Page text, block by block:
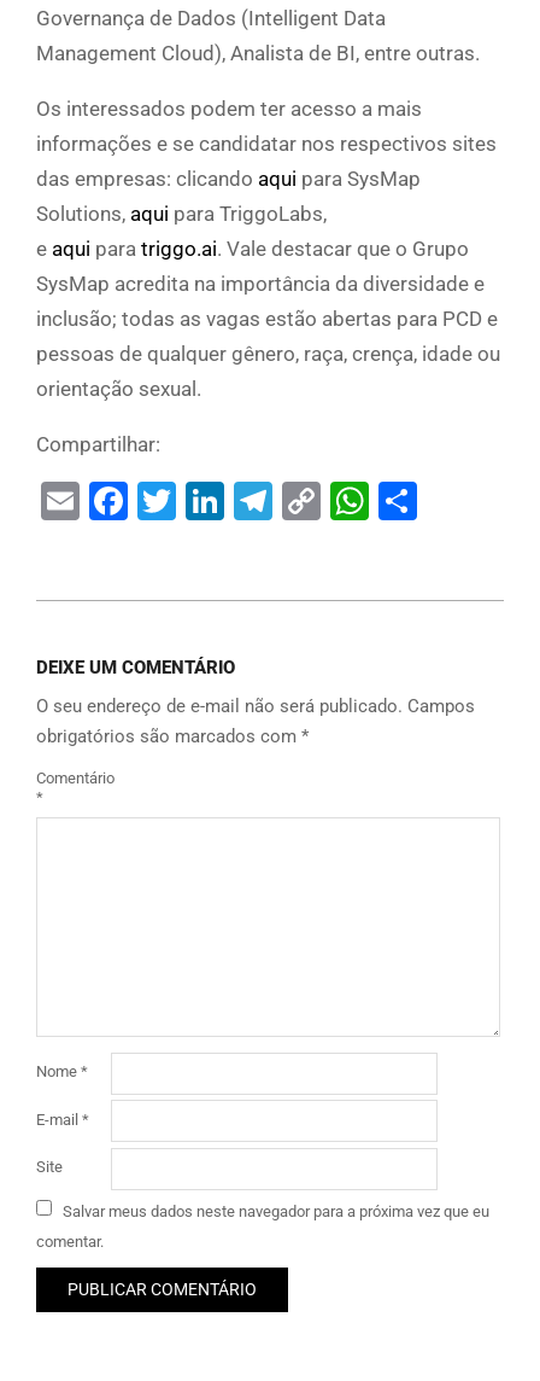
Governança de Dados (Intelligent Data
Management Cloud), Analista de BI, entre outras.
Os interessados podem ter acesso a mais
informações e se candidatar nos respectivos sites
das empresas: clicando aqui para SysMap
Solutions, aqui para TriggoLabs,
e aqui para triggo.ai. Vale destacar que o Grupo
SysMap acredita na importância da diversidade e
inclusão; todas as vagas estão abertas para PCD e
pessoas de qualquer gênero, raça, crença, idade ou
orientação sexual.
Compartilhar:
EmailFacebook
Twitter
LinkedIn
Telegram
Copy
DEIXE UM COMENTÁRIO
O seu endereço de e-mail não será publicado. Campos
obrigatórios são marcados com *
Comentário
*
Nome *
E-mail *
Site
Salvar meus dados neste navegador para a próxima vez que eu
comentar.